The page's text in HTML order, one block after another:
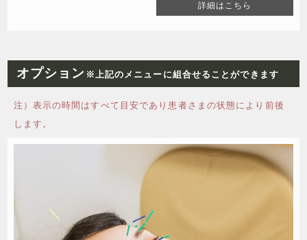
詳細はこちら
オプション ※上記のメニューに組合せることができます
注）表示の時間はすべて目安であり患者さまの状態により前後
します。